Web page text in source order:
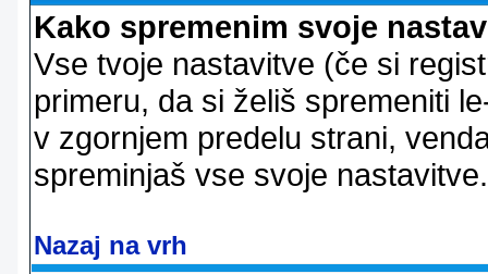
Kako spremenim svoje
Vse tvoje nastavitve (če si
primeru, da si želiš spremeniti
v zgornjem predelu strani,
spreminjaš vse svoje nastavitve.
Nazaj na vrh